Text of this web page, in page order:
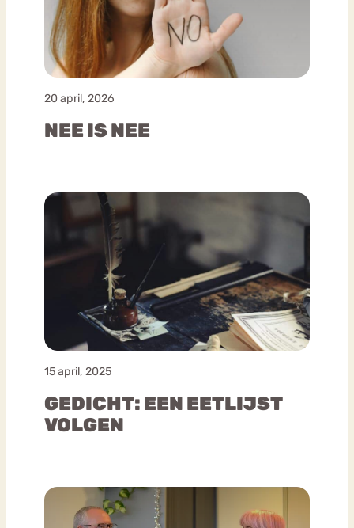
20 april, 2026
NEE IS NEE
15 april, 2025
GEDICHT: EEN EETLIJST
VOLGEN